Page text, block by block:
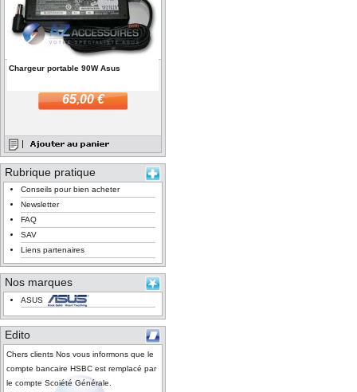
Chargeur portable 90W Asus
65,00 €
Rubrique pratique
Conseils pour bien acheter
Newsletter
FAQ
SAV
Liens partenaires
Nos marques
ASUS
Edito
Chers clients Nos vous informons que le
compte bancaire HSBC est remplacé par
le compte Scoiété Générale.